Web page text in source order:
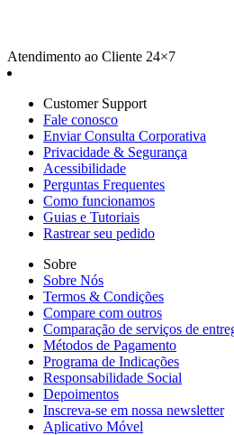
Atendimento ao Cliente 24×7
Customer Support
Fale conosco
Enviar Consulta Corporativa
Privacidade & Segurança
Acessibilidade
Perguntas Frequentes
Como funcionamos
Guias e Tutoriais
Rastrear seu pedido
Sobre
Sobre Nós
Termos & Condições
Compare com outros
Comparação de serviços de
Métodos de Pagamento
Programa de Indicações
Responsabilidade Social
Depoimentos
Inscreva-se em nossa newsletter
Aplicativo Móvel